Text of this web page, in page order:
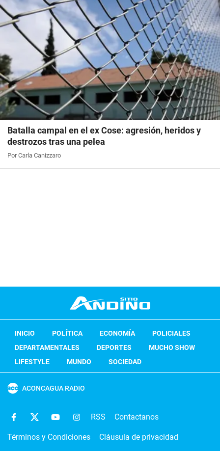
Batalla campal en el ex Cose: agresión, heridos y
destrozos tras una pelea
Por Carla Canizzaro
INICIO POLÍTICA ECONOMÍA
POLICIALES
DEPARTAMENTALES
DEPORTES
MUCHO SHOW
LIFESTYLE
MUNDO SOCIEDAD
ACONCAGUA RADIO
RSS Contactanos
Términos y Condiciones Cláusula de privacidad